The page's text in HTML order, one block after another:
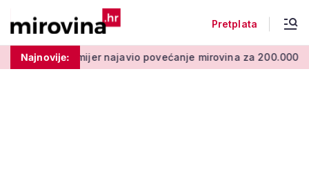
Pretplata
Najnovije:
najavio povećanje mirovina za 200.000 branitelja: Zakon